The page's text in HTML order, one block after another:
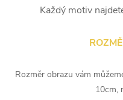
Každý motiv
Rozměr obrazu vám
10cm,